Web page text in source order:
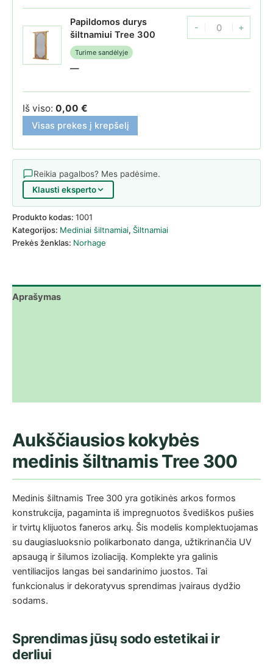
Papildomos durys
šiltnamiui Tree 300
Turime sandėlyje
—
-
Papildomos durys
+
Iš viso: 0,00 €
Visas prekes į krepšelį
Reikia pagalbos? Mes padėsime.
Klausti eksperto
Produkto kodas: 1001
Kategorijos: Mediniai šiltnamiai, Šiltnamiai
Prekės ženklas: Norhage
Aprašymas
Aukščiausios kokybės
medinis šiltnamis Tree 300
Medinis šiltnamis Tree 300 yra gotikinės arkos formos
konstrukcija, pagaminta iš impregnuotos švediškos pušies
ir tvirtų klijuotos faneros arkų. Šis modelis komplektuojamas
su daugiasluoksnio polikarbonato danga, užtikrinančia UV
apsaugą ir šilumos izoliaciją. Komplekte yra galinis
ventiliacijos langas bei sandarinimo juostos. Tai
funkcionalus ir dekoratyvus sprendimas įvairaus dydžio
sodams.
Sprendimas jūsų sodo estetikai ir
derliui